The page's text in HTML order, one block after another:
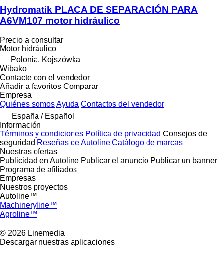
Hydromatik PLACA DE SEPARACIÓN PARA
A6VM107 motor hidráulico
Precio a consultar
Motor hidráulico
Polonia, Kojszówka
Wibako
Contacte con el vendedor
Añadir a favoritos Comparar
Empresa
Quiénes somosAyuda Contactos del vendedor
España / Español
Información
Términos y condiciones Política de privacidad Consejos de
seguridad Reseñas de Autoline Catálogo de marcas
Nuestras ofertas
Publicidad en Autoline Publicar el anuncio Publicar un banner
Programa de afiliados
Empresas
Nuestros proyectos
Autoline™
Machineryline™
Agroline™
© 2026 Linemedia
Descargar nuestras aplicaciones